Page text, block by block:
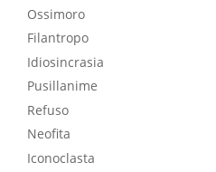
Ossimoro
Filantropo
Idiosincrasia
Pusillanime
Refuso
Neofita
Iconoclasta